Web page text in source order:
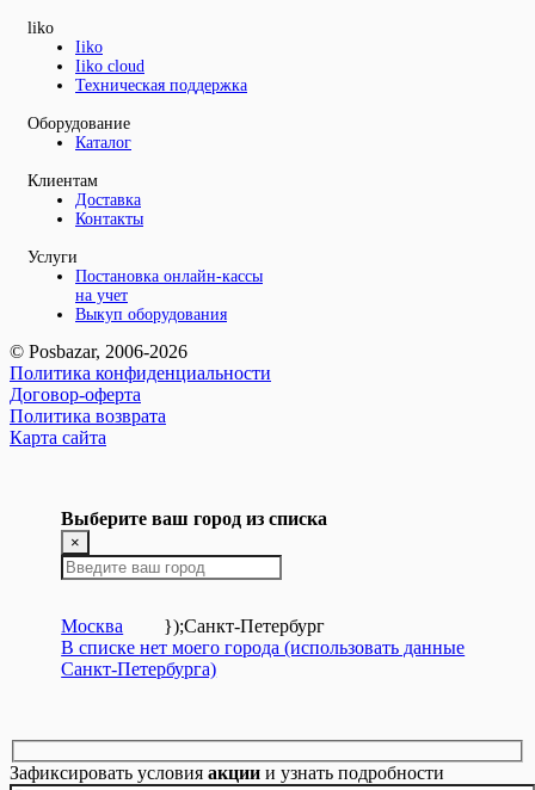
liko
Iiko
Iiko cloud
Техническая поддержка
Оборудование
Каталог
Клиентам
Доставка
Контакты
Услуги
Постановка онлайн-кассы
на учет
Выкуп оборудования
© Posbazar, 2006-2026
Политика конфиденциальности
Договор-оферта
Политика возврата
Карта сайта
Выберите ваш город из списка
×
Москва });Санкт-Петербург
В списке нет моего города (использовать данные
Санкт-Петербурга)
Зафиксировать условия акции и узнать подробности